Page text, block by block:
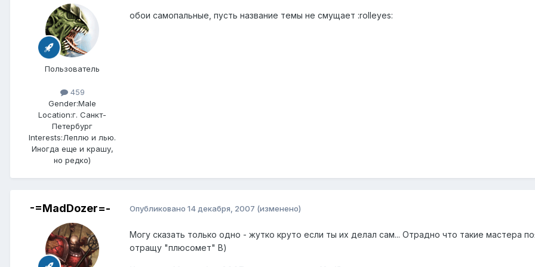
Пользователь
459
Gender:Male
Location:г. Санкт-
Петербург
Interests:Леплю и лью.
Иногда еще и крашу,
но редко)
обои самопальные, пусть название темы не смущает :rolleyes:
-=MadDozer=- Опубликовано 14 декабря, 2007 (изменено)
Могу сказать только одно - жутко круто если ты их делал сам... Отрадно что такие мастера
отращу "плюсомет" В)